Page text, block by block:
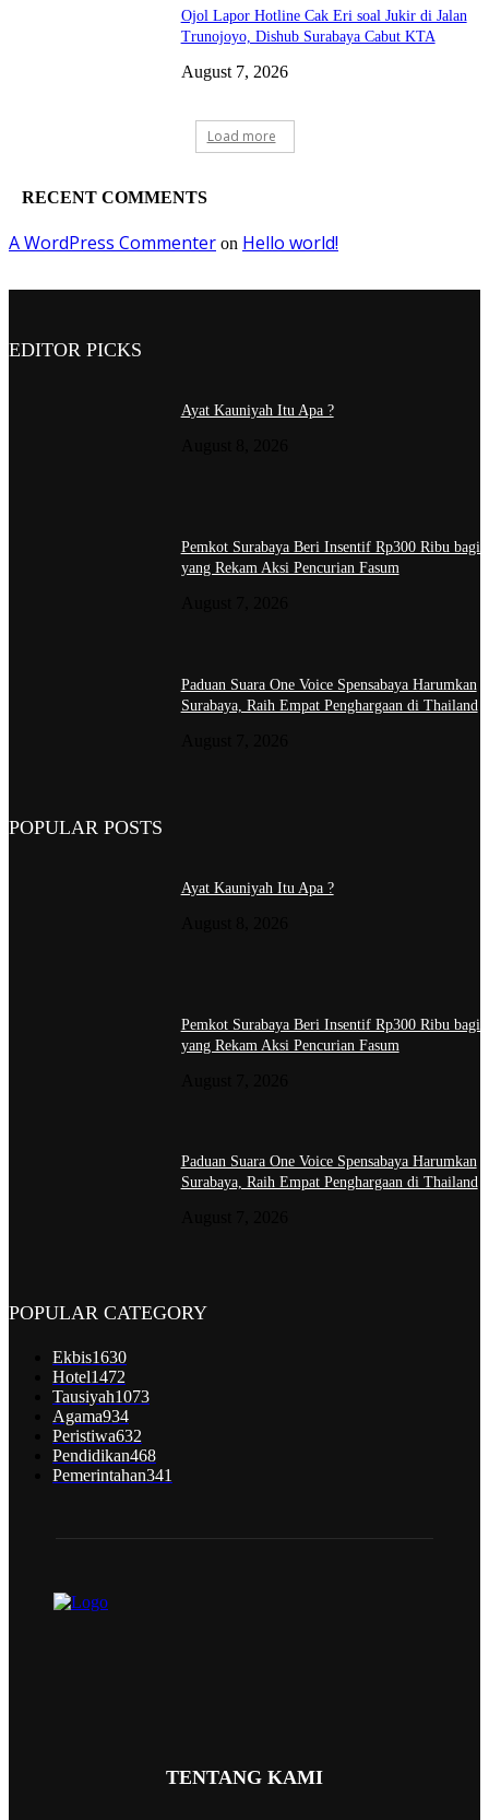
Ojol Lapor Hotline Cak Eri soal Jukir di Jalan
Trunojoyo, Dishub Surabaya Cabut KTA
August 7, 2026
Load more
RECENT COMMENTS
A WordPress Commenter on Hello world!
EDITOR PICKS
Ayat Kauniyah Itu Apa ?
Pemkot Surabaya Beri Insentif Rp300 Ribu bagi
yang Rekam Aksi Pencurian Fasum
Paduan Suara One Voice Spensabaya Harumkan
Surabaya, Raih Empat Penghargaan di Thailand
POPULAR POSTS
Ayat Kauniyah Itu Apa ?
Pemkot Surabaya Beri Insentif Rp300 Ribu bagi
yang Rekam Aksi Pencurian Fasum
Paduan Suara One Voice Spensabaya Harumkan
Surabaya, Raih Empat Penghargaan di Thailand
POPULAR CATEGORY
Ekbis1630
Hotel1472
Tausiyah1073
Agama934
Peristiwa632
Pendidikan468
Pemerintahan341
TENTANG KAMI